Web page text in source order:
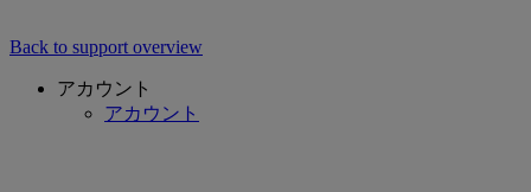
Back to support overview
アカウント
アカウント